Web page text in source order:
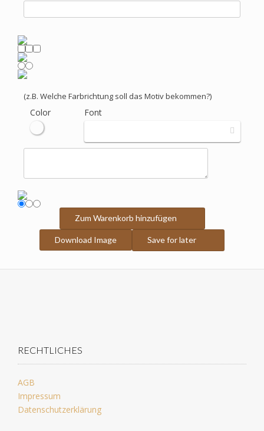
(z.B. Welche Farbrichtung soll das Motiv bekommen?)
Color Font
Zum Warenkorb hinzufügen
Download Image Save for later
RECHTLICHES
AGB
Impressum
Datenschutzerklärung